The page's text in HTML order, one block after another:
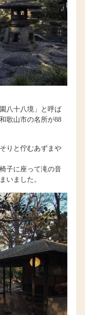
八十八境」と呼ば
歌山市の名所が88
りと佇むあずまや
子に座って滝の音
いました。